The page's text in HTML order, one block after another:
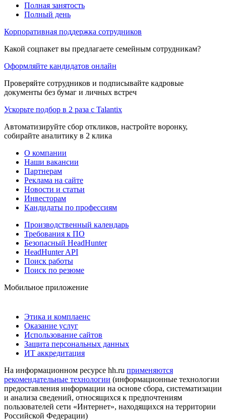
Полная занятость
Полный день
Корпоративная поддержка сотрудников
Какой соцпакет вы предлагаете семейным сотрудникам?
Оформляйте кандидатов онлайн
Проверяйте сотрудников и подписывайте кадровые
документы без бумаг и личных встреч
Ускорьте подбор в 2 раза с Talantix
Автоматизируйте сбор откликов, настройте воронку,
собирайте аналитику в 2 клика
О компании
Наши вакансии
Партнерам
Реклама на сайте
Новости и статьи
Инвесторам
Кандидаты по профессиям
Производственный календарь
Требования к ПО
Безопасный HeadHunter
HeadHunter API
Поиск работы
Поиск по резюме
Мобильное приложение
Этика и комплаенс
Оказание услуг
Использование сайтов
Защита персональных данных
ИТ аккредитация
На информационном ресурсе hh.ru применяются
рекомендательные технологии (информационные технологии
предоставления информации на основе сбора, систематизации
и анализа сведений, относящихся к предпочтениям
пользователей сети «Интернет», находящихся на территории
Российской Федерации)